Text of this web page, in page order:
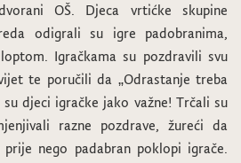
OŠ. Djeca vrtićke skupine
odigrali su igre padobranima,
Igračkama su pozdravili svu
te poručili da „Odrastanje treba
djeci igračke jako važne! Trčali su
razne pozdrave, žureći da
nego padabran poklopi igrače.